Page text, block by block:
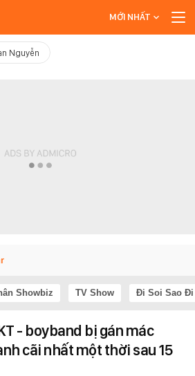
MỚI NHẤT
Nguyễn
Showbiz TV Show Đi Soi Sao Đi
- boyband bị gán mác
cãi nhất một thời sau 15